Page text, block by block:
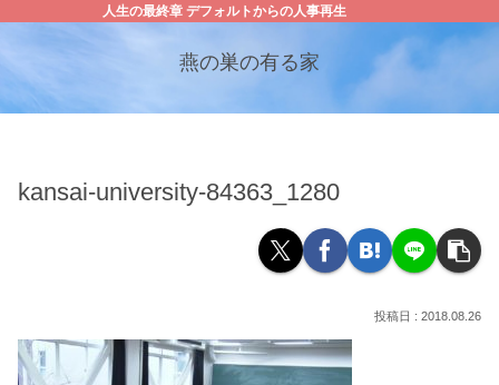
人生の最終章 デフォルトからの人事再生
燕の巣の有る家
kansai-university-84363_1280
2018.08.26